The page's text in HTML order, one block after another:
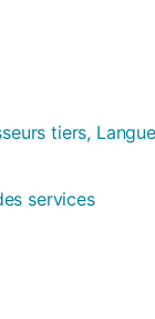
tiers,
services